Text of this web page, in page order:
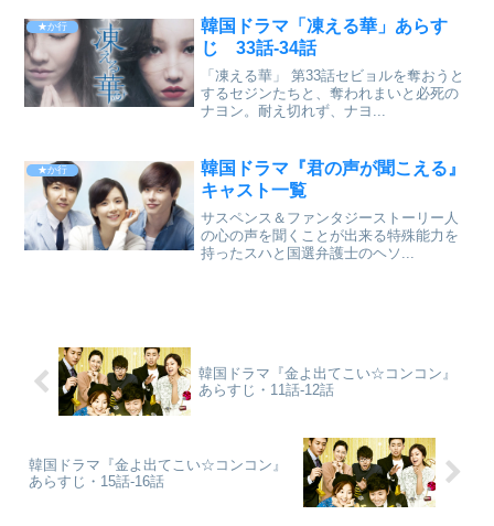
★か行
韓国ドラマ「凍える華」あらす
じ 33話-34話
「凍える華」 第33話セビョルを奪おうと
するセジンたちと、奪われまいと必死の
ナヨン。耐え切れず、ナヨ...
★か行
韓国ドラマ『君の声が聞こえる』
キャスト一覧
サスペンス＆ファンタジーストーリー人
の心の声を聞くことが出来る特殊能力を
持ったスハと国選弁護士のヘソ...
韓国ドラマ『金よ出てこい☆コンコン』
あらすじ・11話-12話
韓国ドラマ『金よ出てこい☆コンコン』
あらすじ・15話-16話